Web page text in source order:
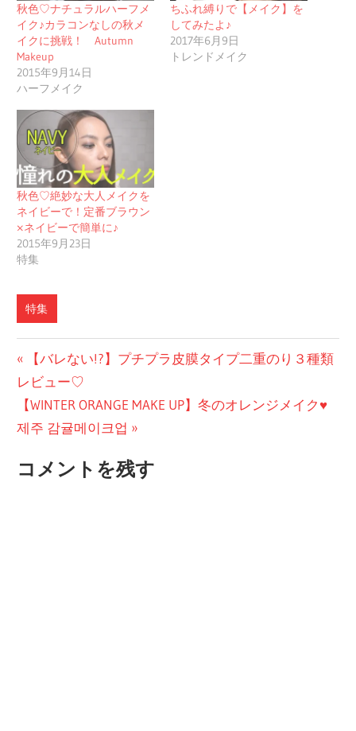
秋色♡ナチュラルハーフメ
イク♪カラコンなしの秋メ
イクに挑戦！ Autumn
Makeup
2015年9月14日
ハーフメイク
ちふれ縛りで【メイク】を
してみたよ♪
2017年6月9日
トレンドメイク
秋色♡絶妙な大人メイクを
ネイビーで！定番ブラウン
×ネイビーで簡単に♪
2015年9月23日
特集
特集
投
稿
ナ
ゲ
前
の
投
稿:
【バレない!?】プチプラ皮膜タイプ二重のり３種類
レビュー♡
次
の
稿:
【WINTER ORANGE MAKE UP】冬のオレンジメイク♥
제주 감귤메이크업
コメントを残す